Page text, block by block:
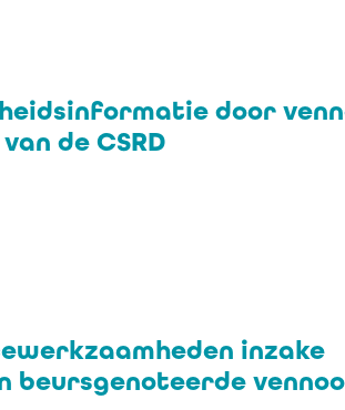
door
de CSRD
inzake
beursgenoteerde